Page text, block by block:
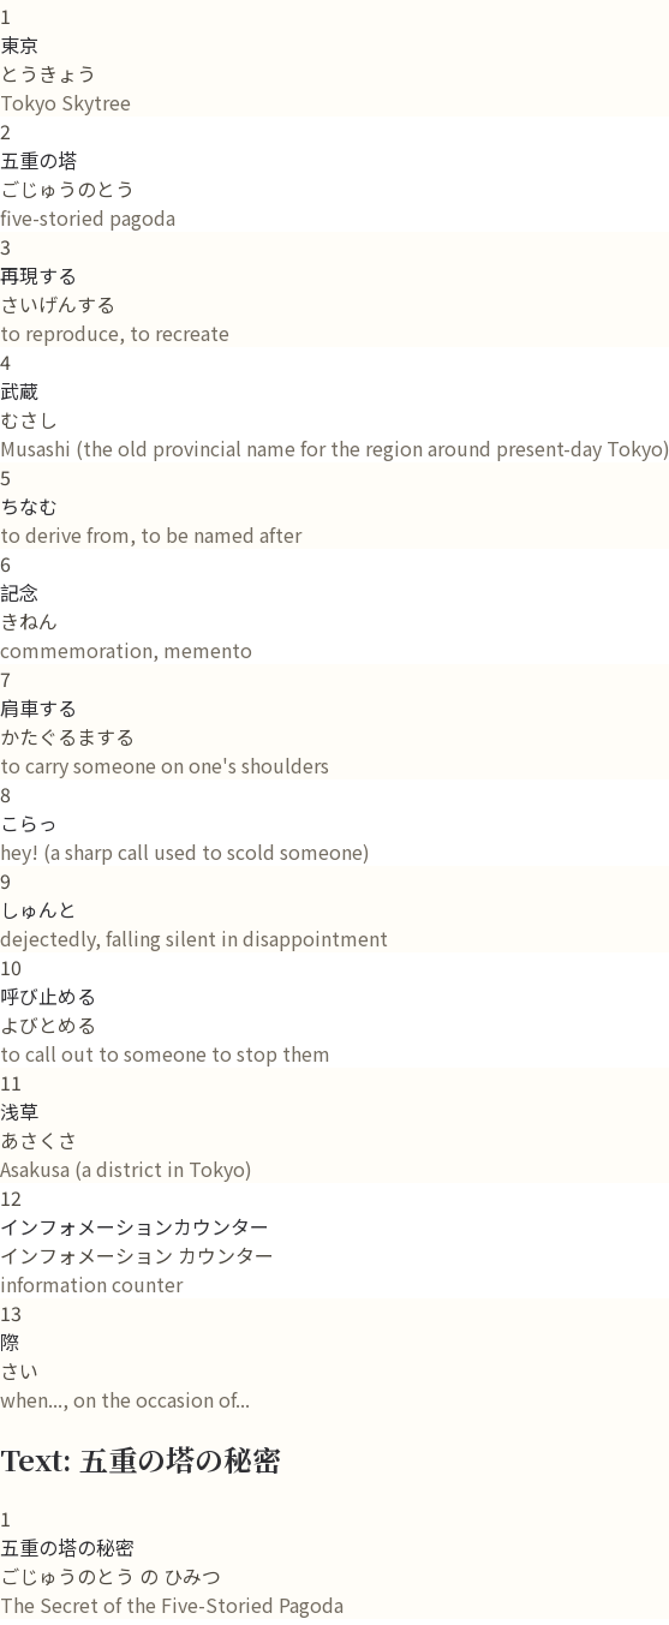
1
東京
とうきょう
Tokyo Skytree
2
五重の塔
ごじゅうのとう
five-storied pagoda
3
再現する
さいげんする
to reproduce, to recreate
4
武蔵
むさし
Musashi (the old provincial name for the region around present-day Tokyo)
5
ちなむ
to derive from, to be named after
6
記念
きねん
commemoration, memento
7
肩車する
かたぐるまする
to carry someone on one's shoulders
8
こらっ
hey! (a sharp call used to scold someone)
9
しゅんと
dejectedly, falling silent in disappointment
10
呼び止める
よびとめる
to call out to someone to stop them
11
浅草
あさくさ
Asakusa (a district in Tokyo)
12
インフォメーションカウンター
インフォメーション カウンター
information counter
13
際
さい
when..., on the occasion of...
Text: 五重の塔の秘密
1
五重の塔の秘密
ごじゅうのとう の ひみつ
The Secret of the Five-Storied Pagoda